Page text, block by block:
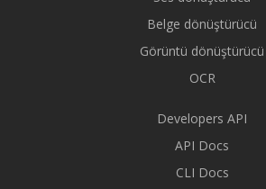
Belge dönüştürücü
Görüntü dönüştürücü
OCR
Developers API
API Docs
CLI Docs